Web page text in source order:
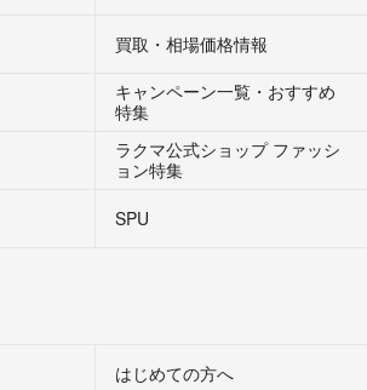
買取・相場価格情報
キャンペーン一覧・おすすめ
特集
ラクマ公式ショップ ファッシ
ョン特集
SPU
はじめての方へ